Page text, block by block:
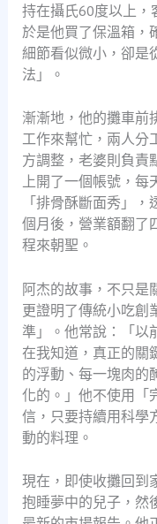
持在攝氏60度以上，
於是他買了保溫箱，
細節看似微小，卻是
法」。
漸漸地，他的攤車前
工作來幫忙，兩人分
方調整，老婆則負責
上開了一個帳號，
「排骨酥斷面秀」
個月後，營業額翻了
程來朝聖。
阿杰的故事，不只是
更證明了傳統小吃創
準」。他常說：「以
在我知道，真正的關
的浮動、每一塊肉的
化的。」他不使用「
信，只要持續用科學
動的料理。
現在，即使收攤回到
抱睡夢中的兒子，然